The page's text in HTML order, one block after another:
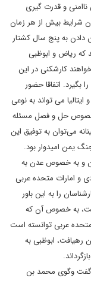
و قدرت گیری
شرایط بیش از هر زمان
دادن به پنج سال کشتار
ریاض و ابوظبی
کارشکنی در این
بگیرد. اتفاقا حضور
ایتالیا می تواند به نوعی
خصوص حل و فصل مسئله
می‌توان به توفیق این
یمن امیدوار بود.
و به خصوص عدن به
و امارات متحده عربی
را به این باور
به خصوص آن که
متحده عربی توانسته است
رهیافت، ابوظبی به
گفت وگوی محمد بن